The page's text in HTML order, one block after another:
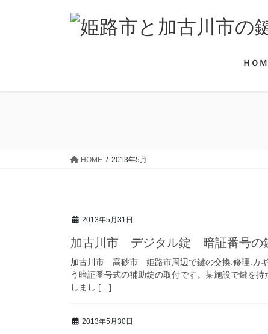
ＨＯ
HOME 2013年5月
2013年5月31日
加古川市 デジタル錠 暗証番号
加古川市 高砂市 姫路市周辺で鍵の交換.修理.カ
う暗証番号式の補助錠の取付です。某施設で鍵を
しまし […]
2013年5月30日